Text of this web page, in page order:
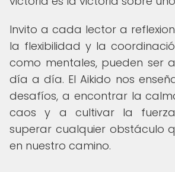
Invito a cada lector a
la flexibilidad y la
como mentales, pueden ser
día a día. El Aikido nos
desafíos, a encontrar la
caos y a cultivar la
superar cualquier obstáculo
en nuestro camino.